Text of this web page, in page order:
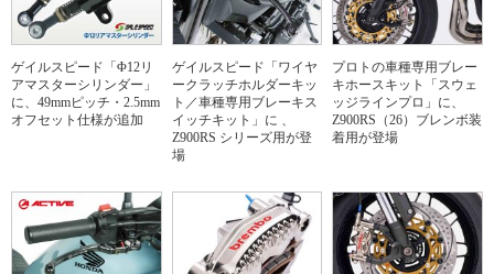
ゲイルスピード「Φ12リ
アマスターシリンダー」
に、49mmピッチ・2.5mm
オフセット仕様が追加
ゲイルスピード「ワイヤ
ークラッチホルダーキッ
ト／車種専用ブレーキス
イッチキット」に 、
Z900RS シリーズ用が登
場
プロトの車種専用ブレー
キホースキット「スウェ
ッジラインプロ」に、
Z900RS（26）ブレンボ装
着用が登場